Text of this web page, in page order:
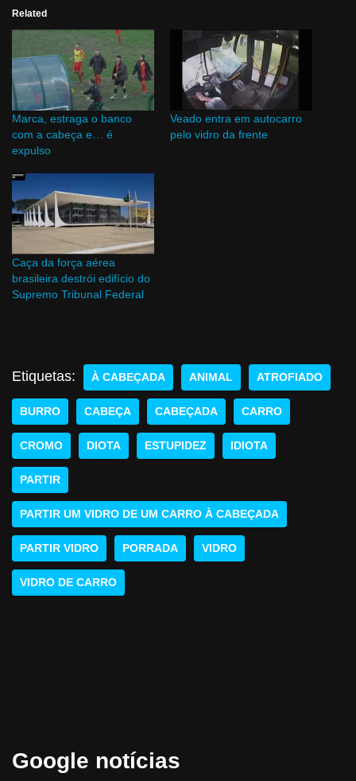
Related
Marca, estraga o banco
com a cabeça e… é
expulso
Veado entra em autocarro
pelo vidro da frente
Caça da força aérea
brasileira destrói edifício do
Supremo Tribunal Federal
Etiquetas: À CABEÇADA ANIMAL ATROFIADO
BURRO CABEÇA CABEÇADA CARRO
CROMO DIOTA ESTUPIDEZ IDIOTA
PARTIR
PARTIR UM VIDRO DE UM CARRO À CABEÇADA
PARTIR VIDRO PORRADA VIDRO
VIDRO DE CARRO
Google notícias